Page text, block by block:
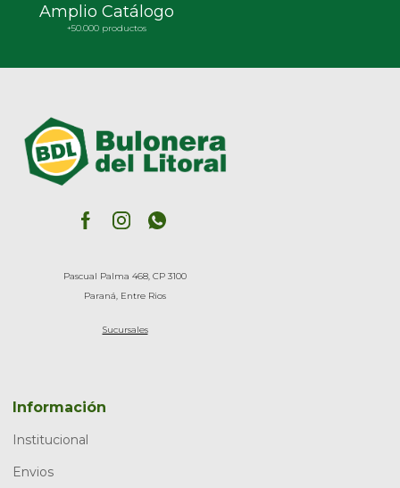
Amplio Catálogo
+50.000 productos
Pascual Palma 468, CP 3100
Paraná, Entre Rios
Sucursales
Información
Institucional
Envios